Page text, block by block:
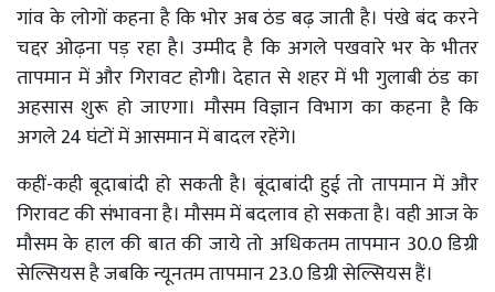
गांव के लोगों कहना है कि भोर अब ठंड बढ़ जाती है। पंखे बंद करने
चद्दर ओढ़ना पड़ रहा है। उम्मीद है कि अगले पखवारे भर के भीतर
तापमान में और गिरावट होगी। देहात से शहर में भी गुलाबी ठंड का
अहसास शुरू हो जाएगा। मौसम विज्ञान विभाग का कहना है कि
अगले 24 घंटों में आसमान में बादल रहेंगे।
कहीं-कही बूदाबांदी हो सकती है। बूंदाबांदी हुई तो तापमान में और
गिरावट की संभावना है। मौसम में बदलाव हो सकता है। वही आज के
मौसम के हाल की बात की जाये तो अधिकतम तापमान 30.0 डिग्री
सेल्सियस है जबकि न्यूनतम तापमान 23.0 डिग्री सेल्सियस हैं।